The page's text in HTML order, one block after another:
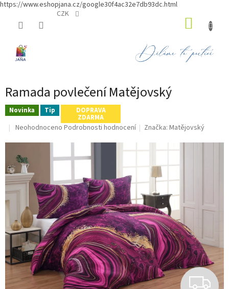
https://www.eshopjana.cz/google30f4ac32e7db93dc.html
CZK
Ramada povlečení Matějovský
Novinka Tip DOPRAVA
ZDARMA
Průměrné
je
0,0
z
5
hvězdiček.
Neohodnoceno Podrobnosti hodnocení Značka:Matějovský
Z